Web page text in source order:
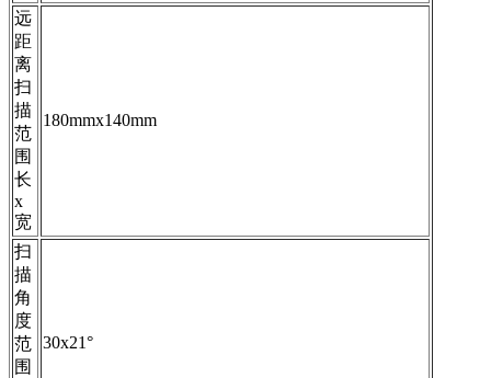
远
距
离
扫
描
范
围
长
x
宽
180mmx140mm
扫
描
角
度
范
围
30x21°